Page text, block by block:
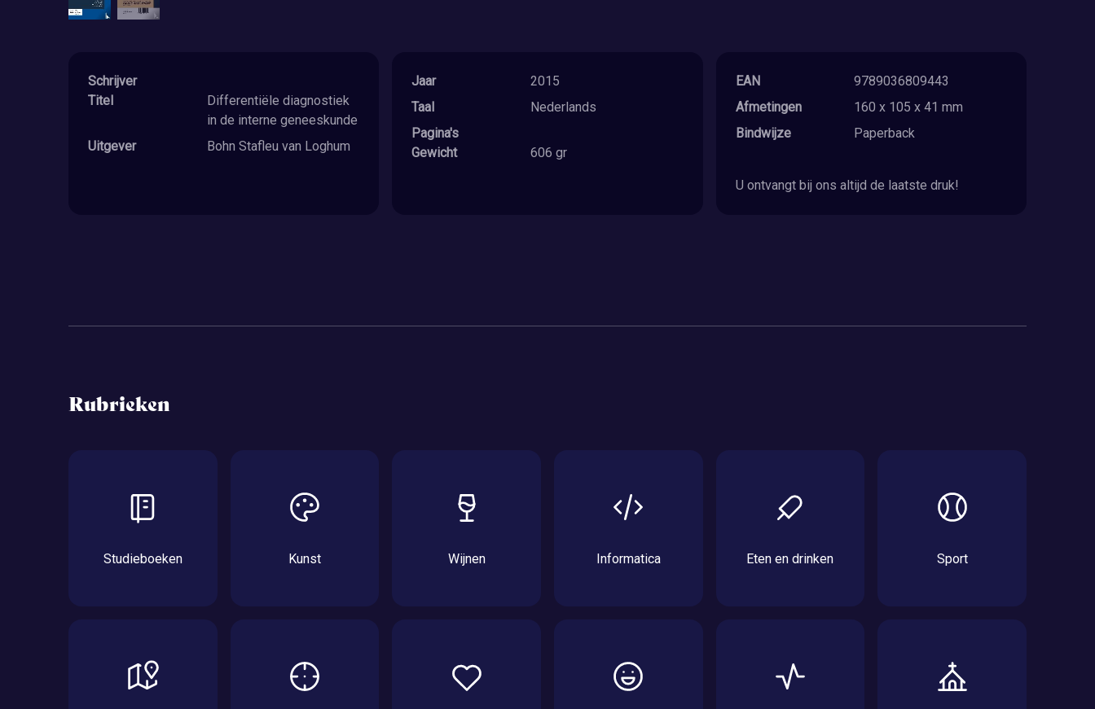
Schrijver
Titel
Differentiële diagnostiek
in de interne geneeskunde
Uitgever
Bohn Stafleu van Loghum
Jaar
2015
Taal
Nederlands
Pagina's
Gewicht
606 gr
EAN
9789036809443
Afmetingen
160 x 105 x 41 mm
Bindwijze
Paperback
U ontvangt bij ons altijd de laatste druk!
Rubrieken
Studieboeken Kunst Wijnen Informatica Eten en drinken Sport